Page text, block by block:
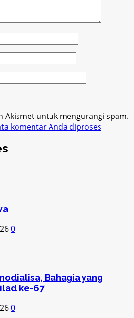
Akismet untuk mengurangi spam.
komentar Anda diproses
0
Bahagia yang
ke-67
0